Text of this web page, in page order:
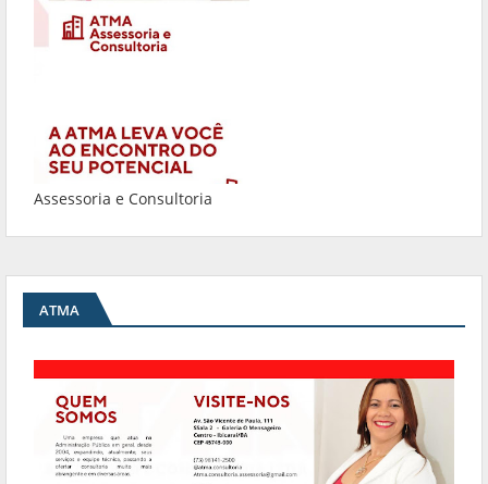
Assessoria e Consultoria
ATMA